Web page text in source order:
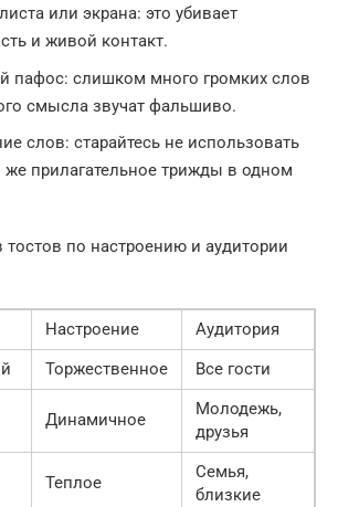
или экрана: это убивает
и живой контакт.
пафос: слишком много громких слов
смысла звучат фальшиво.
слов: старайтесь не использовать
же прилагательное трижды в одном
по настроению и аудитории
Настроение Аудитория
Торжественное Все гости
Динамичное
Молодежь,
друзья
Теплое
Семья,
близкие